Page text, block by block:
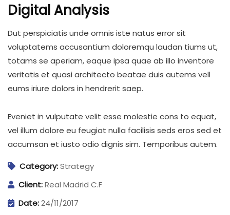
Digital Analysis
Dut perspiciatis unde omnis iste natus error sit
voluptatems accusantium doloremqu laudan tiums ut,
totams se aperiam, eaque ipsa quae ab illo inventore
veritatis et quasi architecto beatae duis autems vell
eums iriure dolors in hendrerit saep.
Eveniet in vulputate velit esse molestie cons to equat,
vel illum dolore eu feugiat nulla facilisis seds eros sed et
accumsan et iusto odio dignis sim. Temporibus autem.
Category:Strategy
Client:Real Madrid C.F
Date:24/11/2017